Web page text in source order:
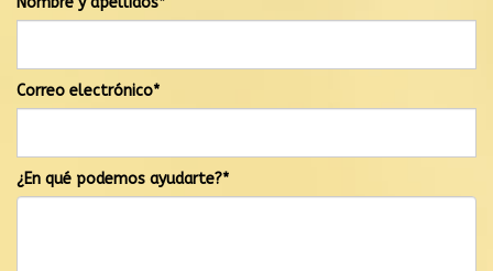
Correo electrónico*
¿En qué podemos ayudarte?*